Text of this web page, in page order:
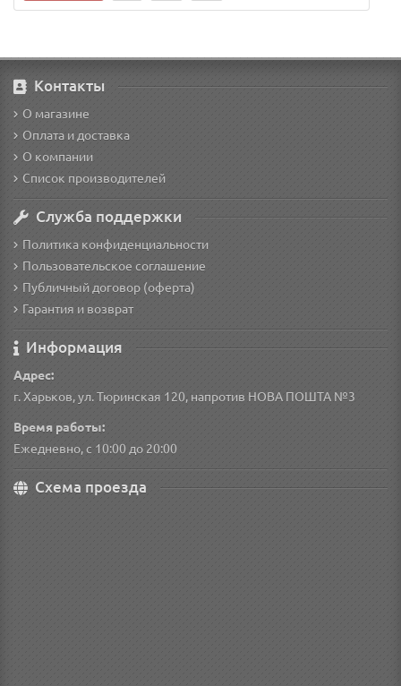
Контакты
О магазине
Оплата и доставка
О компании
Список производителей
Служба поддержки
Политика конфиденциальности
Пользовательское соглашение
Публичный договор (оферта)
Гарантия и возврат
Информация
Адрес:
г. Харьков, ул. Тюринская 120, напротив НОВА ПОШТА №3
Время работы:
Ежедневно, с 10:00 до 20:00
Схема проезда